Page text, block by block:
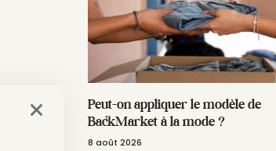
Peut-on appliquer le modèle de
BackMarket à la mode ?
8 août 2026